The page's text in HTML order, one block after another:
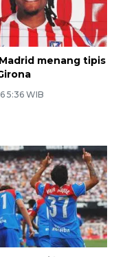
menang tipis
5:36 WIB